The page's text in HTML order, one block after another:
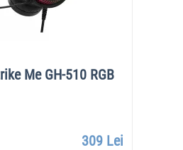
Me GH-510 RGB
309 Lei